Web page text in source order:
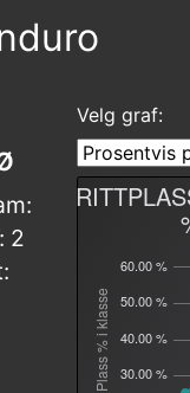
2
Velg graf:
Plass % i klasse 30.00 %
40.00 %
50.00 %
60.00 %